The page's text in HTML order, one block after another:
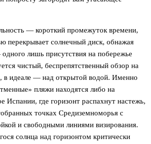
— короткий промежуток времени,
перекрывает солнечный диск, обнажая
лишь присутствия на побережье
чистый, беспрепятственный обзор на
в идеале — над открытой водой. Именно
пляжи находятся либо на
Испании, где горизонт распахнут настежь,
точках Средиземноморья с
и свободными линиями визирования.
солнца над горизонтом критически